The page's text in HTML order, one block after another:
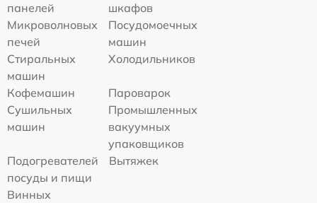
панелей
шкафов
Микроволновых
печей
Посудомоечных
машин
Стиральных
машин
Холодильников
Кофемашин
Пароварок
Сушильных
машин
Промышленных
вакуумных
упаковщиков
Подогревателей
посуды и пищи
Вытяжек
Винных